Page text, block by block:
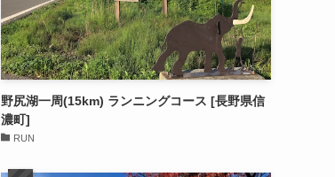
野尻湖一周(15km) ランニングコース [長野県信
濃町]
RUN